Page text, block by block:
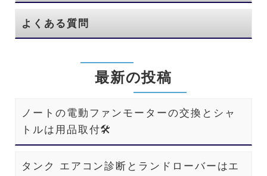
よくある質問
最新の投稿
ノートの電動ファンモーターの交換とシャ
トルは用品取付🛠️
タンク エアコン診断とランドローバーはエ